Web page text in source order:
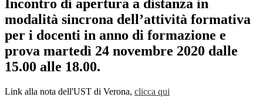
Incontro di apertura a distanza in
modalità sincrona dell’attività formativa
per i docenti in anno di formazione e
prova martedì 24 novembre 2020 dalle
15.00 alle 18.00.
Link alla nota dell'UST di Verona, clicca qui